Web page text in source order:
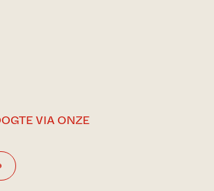
VIA ONZE